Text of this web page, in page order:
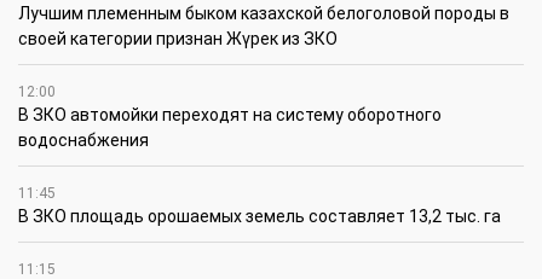
Лучшим племенным быком казахской белоголовой породы в
своей категории признан Жүрек из ЗКО
12:00
В ЗКО автомойки переходят на систему оборотного
водоснабжения
11:45
В ЗКО площадь орошаемых земель составляет 13,2 тыс. га
11:15